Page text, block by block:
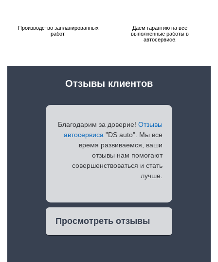
Производство запланированных
работ.
Даем гарантию на все
выполненные работы в
автосервисе.
Благодарим за доверие! Отзывы
автосервиса "DS auto". Мы все
время развиваемся, ваши
отзывы нам помогают
совершенствоваться и стать
лучше.
Просмотреть отзывы
Отзывы клиентов